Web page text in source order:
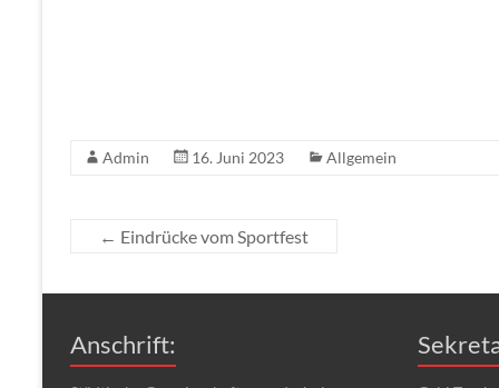
Admin 16. Juni 2023 Allgemein
← Eindrücke vom Sportfest
Anschrift: